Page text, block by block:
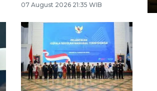
07 August 2026 21:35 WIB